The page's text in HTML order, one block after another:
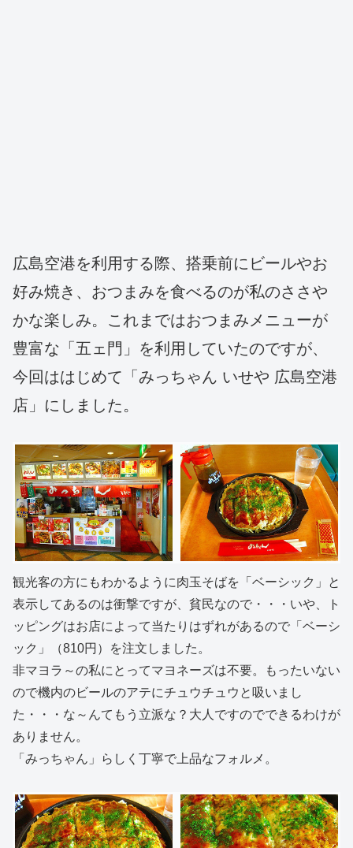
広島空港を利用する際、搭乗前にビールやお
好み焼き、おつまみを食べるのが私のささや
かな楽しみ。これまではおつまみメニューが
豊富な「五ェ門」を利用していたのですが、
今回ははじめて「みっちゃん いせや 広島空港
店」にしました。
観光客の方にもわかるように肉玉そばを「ベーシック」と
表示してあるのは衝撃ですが、貧民なので・・・いや、ト
ッピングはお店によって当たりはずれがあるので「ベーシ
ック」（810円）を注文しました。
非マヨラ～の私にとってマヨネーズは不要。もったいない
ので機内のビールのアテにチュウチュウと吸いまし
た・・・な～んてもう立派な？大人ですのでできるわけが
ありません。
「みっちゃん」らしく丁寧で上品なフォルメ。